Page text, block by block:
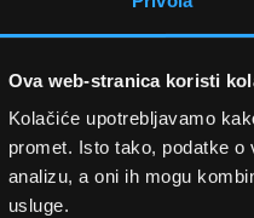
Ova web-stranica koristi
Kolačiće upotrebljavamo
promet. Isto tako, podatke
analizu, a oni ih mogu
usluge.
1 SITEMAP
O nama